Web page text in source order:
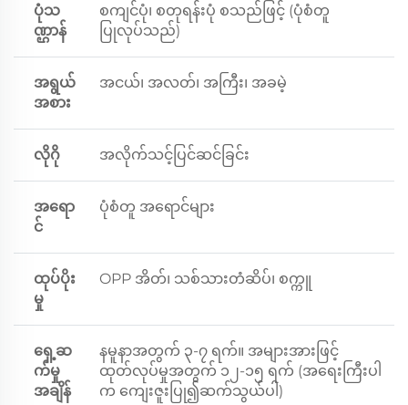
ပုံသ
ဏ္ဌာန်
စကျင်ပုံ၊ စတုရန်းပုံ စသည်ဖြင့် (ပုံစံတူ
ပြုလုပ်သည်)
အရွယ်
အစား
အငယ်၊ အလတ်၊ အကြီး၊ အခမဲ့
လိုဂို အလိုက်သင့်ပြင်ဆင်ခြင်း
အရော
င်
ပုံစံတူ အရောင်များ
ထုပ်ပိုး
မှု
OPP အိတ်၊ သစ်သားတံဆိပ်၊ စက္ကူ
ရှေ့ဆ
က်မှု
အချိန်
နမူနာအတွက် ၃-၇ ရက်။ အများအားဖြင့်
ထုတ်လုပ်မှုအတွက် ၁၂-၁၅ ရက် (အရေးကြီးပါ
က ကျေးဇူးပြု၍ဆက်သွယ်ပါ)